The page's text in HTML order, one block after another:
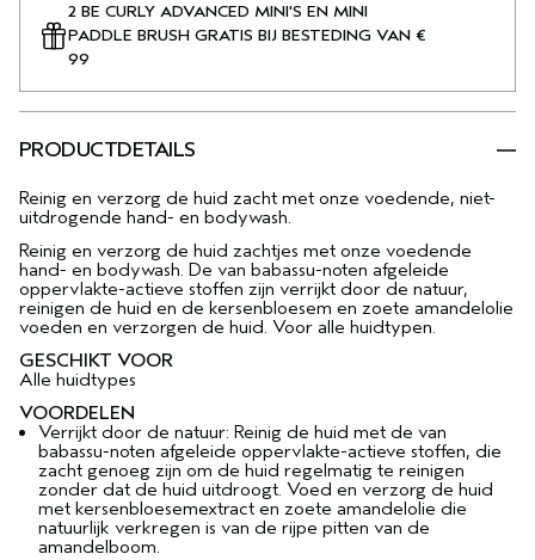
2 BE CURLY ADVANCED MINI'S EN MINI
PADDLE BRUSH GRATIS BIJ BESTEDING VAN €
99
PRODUCTDETAILS
Reinig en verzorg de huid zacht met onze voedende, niet-
uitdrogende hand- en bodywash.
Reinig en verzorg de huid zachtjes met onze voedende
hand- en bodywash. De van babassu-noten afgeleide
oppervlakte-actieve stoffen zijn verrijkt door de natuur,
reinigen de huid en de kersenbloesem en zoete amandelolie
voeden en verzorgen de huid. Voor alle huidtypen.
GESCHIKT VOOR
Alle huidtypes
VOORDELEN
Verrijkt door de natuur: Reinig de huid met de van
babassu-noten afgeleide oppervlakte-actieve stoffen, die
zacht genoeg zijn om de huid regelmatig te reinigen
zonder dat de huid uitdroogt. Voed en verzorg de huid
met kersenbloesemextract en zoete amandelolie die
natuurlijk verkregen is van de rijpe pitten van de
amandelboom.